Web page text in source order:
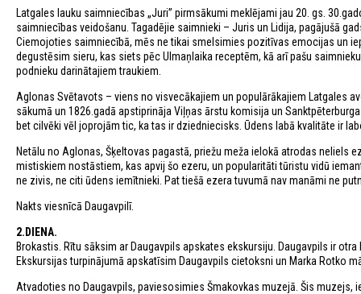
Latgales lauku saimniecības „Juri” pirmsākumi meklējami jau 20. gs.
saimniecības veidošanu. Tagadējie saimnieki – Juris un Lidija, pagājušā
Ciemojoties saimniecībā, mēs ne tikai smelsimies pozitīvas emocijas un
degustēsim sieru, kas siets pēc Ulmaņlaika receptēm, kā arī pašu
podnieku darinātajiem traukiem.
Aglonas Svētavots – viens no visvecākajiem un populārākajiem Latgales
sākumā un 1826.gadā apstiprināja Viļņas ārstu komisija un
bet cilvēki vēl joprojām tic, ka tas ir dziedniecisks. Ūdens labā kvalitāte ir
Netālu no Aglonas, Šķeltovas pagastā, priežu meža ielokā atrodas neliels
mistiskiem nostāstiem, kas apvij šo ezeru, un popularitāti tūristu vidū
ne zivis, ne citi ūdens iemītnieki. Pat tiešā ezera tuvumā nav manāmi ne
Nakts viesnīcā Daugavpilī.
2.DIENA.
Brokastis. Rītu sāksim ar Daugavpils apskates ekskursiju. Daugavpils ir
Ekskursijas turpinājumā apskatīsim Daugavpils cietoksni un Marka Rotko
Atvadoties no Daugavpils, paviesosimies Šmakovkas muzejā. Šis